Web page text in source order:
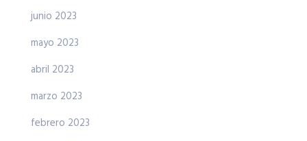
junio 2023
mayo 2023
abril 2023
marzo 2023
febrero 2023